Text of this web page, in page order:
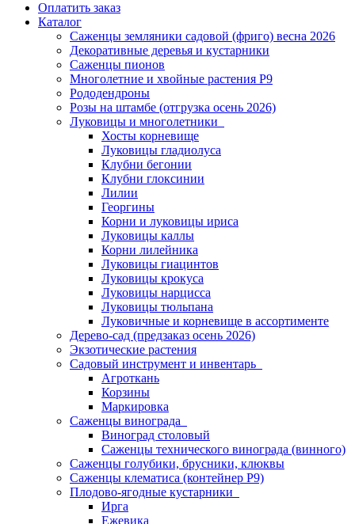
Оплатить заказ
Каталог
Саженцы земляники садовой (фриго) весна 2026
Декоративные деревья и кустарники
Саженцы пионов
Многолетние и хвойные растения Р9
Рододендроны
Розы на штамбе (отгрузка осень 2026)
Луковицы и многолетники
Хосты корневище
Луковицы гладиолуса
Клубни бегонии
Клубни глоксинии
Лилии
Георгины
Корни и луковицы ириса
Луковицы каллы
Корни лилейника
Луковицы гиацинтов
Луковицы крокуса
Луковицы нарцисса
Луковицы тюльпана
Луковичные и корневище в ассортименте
Дерево-сад (предзаказ осень 2026)
Экзотические растения
Садовый инструмент и инвентарь
Агроткань
Корзины
Маркировка
Саженцы винограда
Виноград столовый
Саженцы технического винограда (винного)
Саженцы голубики, брусники, клюквы
Саженцы клематиса (контейнер Р9)
Плодово-ягодные кустарники
Ирга
Ежевика